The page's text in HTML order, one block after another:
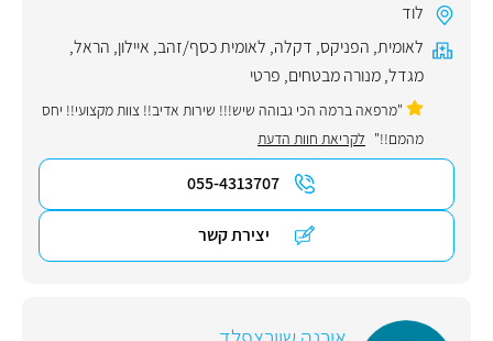
לוד
לאומית, הפניקס, דקלה, לאומית כסף/זהב, איילון, הראל,
מגדל,מנורה מבטחים, פרטי
"מרפאה ברמה הכי גבוהה שיש!!! שירות אדיב!! צוות מקצועי!! יחס
מהמם!!" לקריאת חוות הדעת
055-4313707
יצירת קשר